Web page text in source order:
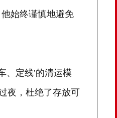
始终谨慎地避免
、定线’的清运模
夜，杜绝了存放可